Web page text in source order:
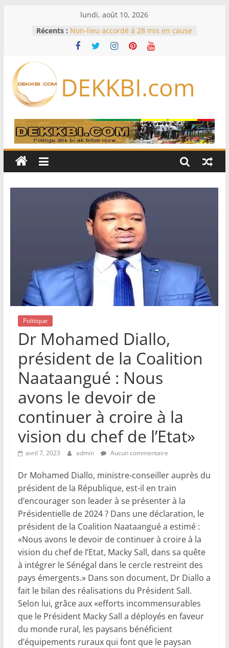
lundi, août 10, 2026
Récents : Non-lieu accordé à 28 mis en cause
– La réaction de Mame Matar
Guèye (Jamra)
de l’armement d’accélérer sa
production
gang devant la justice lors d’un
procès historique
Koumpentoum : l’Adn/Nouvel
horizon veut fédérer les forces du
Incendie au restaurant « Aby’s
du livreur sur les heures précédant
DEKKBI.com
Politique
Dr Mohamed Diallo,
président de la Coalition
Naataangué : Nous
avons le devoir de
continuer à croire à la
vision du chef de l’Etat»
avril 7, 2023 admin Aucun commentaire
Dr Mohamed Diallo, ministre-conseiller auprès du
président de la République, est-il en train
d’encourager son leader à se présenter à la
Présidentielle de 2024 ? Dans une déclaration, le
président de la Coali­tion Naataangué a estimé :
«Nous avons le devoir de continuer à croire à la
vision du chef de l’Etat, Macky Sall, dans sa quête
à intégrer le Sénégal dans le cercle restreint des
pays émergents.» Dans son document, Dr Diallo a
fait le bilan des réalisations du Président Sall.
Selon lui, grâce aux «efforts incommensurables
que le Président Macky Sall a déployés en faveur
du monde rural, les paysans bénéficient
d’équipements ruraux qui font que le paysan